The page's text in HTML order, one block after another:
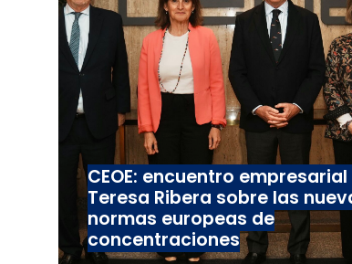
CEOE: encuentro
Teresa Ribera sobre las
normas europeas de
concentraciones